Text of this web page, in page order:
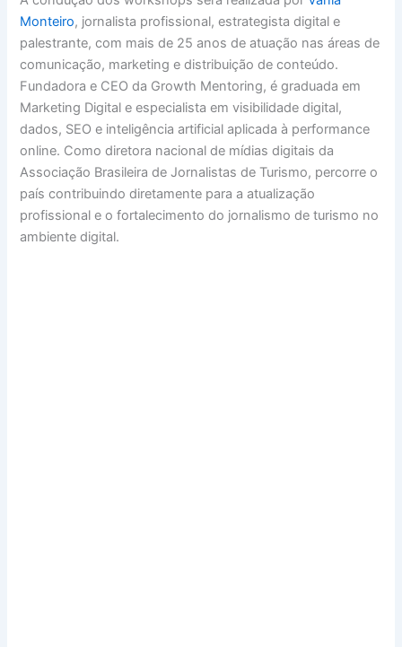
Monteiro, jornalista profissional, estrategista digital e
palestrante, com mais de 25 anos de atuação nas áreas de
comunicação, marketing e distribuição de conteúdo.
Fundadora e CEO da Growth Mentoring, é graduada em
Marketing Digital e especialista em visibilidade digital,
dados, SEO e inteligência artificial aplicada à performance
online. Como diretora nacional de mídias digitais da
Associação Brasileira de Jornalistas de Turismo, percorre o
país contribuindo diretamente para a atualização
profissional e o fortalecimento do jornalismo de turismo no
ambiente digital.